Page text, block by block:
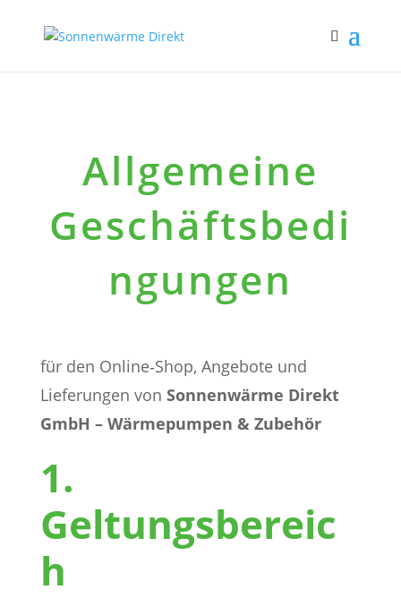
Allgemeine
Geschäftsbedi
ngungen
für den Online‑Shop, Angebote und
Lieferungen von Sonnenwärme Direkt
GmbH – Wärmepumpen & Zubehör
1.
Geltungsbereic
h